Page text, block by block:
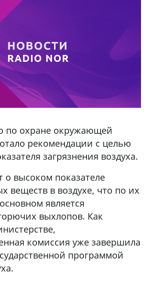
по охране окружающей
рекомендации с целью
загрязнения воздуха.
о высоком показателе
веществ в воздухе, что по их
является
выхлопов. Как
комиссия уже завершила
программой